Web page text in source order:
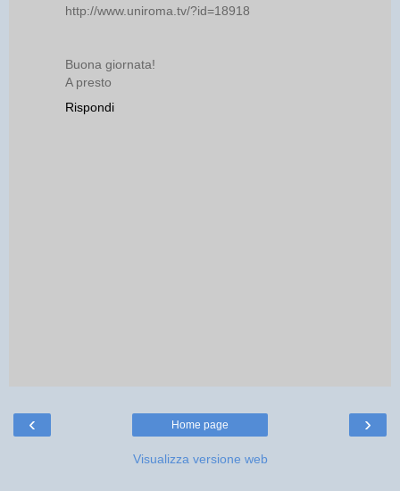
http://www.uniroma.tv/?id=18918
Buona giornata!
A presto
Rispondi
‹ ›
Home page
Visualizza versione web